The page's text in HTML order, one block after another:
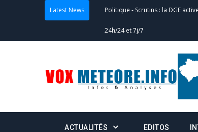
Latest News 24h/24 et 7j/7
Actualités -Double scrutin du
Actualités Communiqué
Politique - Convocation des
formation
ACTUALITÉS EDITOS